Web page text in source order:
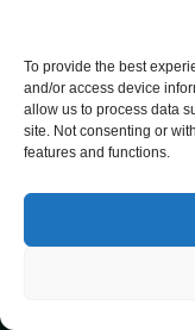
To provide the best
and/or access device
allow us to process data
site. Not consenting or
features and functions.
POPULÆRE